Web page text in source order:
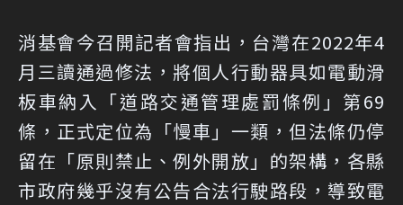
消基會今召開記者會指出，台灣在2022年4
月三讀通過修法，將個人行動器具如電動滑
板車納入「道路交通管理處罰條例」第69
條，正式定位為「慢車」一類，但法條仍停
留在「原則禁止、例外開放」的架構，各縣
市政府幾乎沒有公告合法行駛路段，導致電